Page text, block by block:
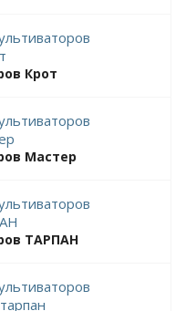
Крот
Мастер
ТАРПАН